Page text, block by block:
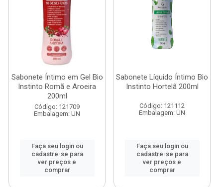
Sabonete Íntimo em Gel Bio
Instinto Romã e Aroeira
200ml
Código: 121709
Embalagem: UN
Faça seu login ou
cadastre-se para
ver preços e
comprar
Sabonete Líquido Íntimo Bio
Instinto Hortelã 200ml
Código: 121112
Embalagem: UN
Faça seu login ou
cadastre-se para
ver preços e
comprar